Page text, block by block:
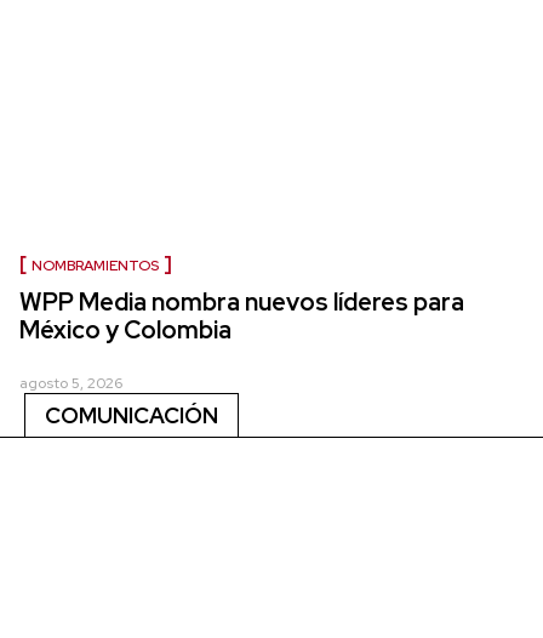
NOMBRAMIENTOS
WPP Media nombra nuevos líderes para
México y Colombia
agosto 5, 2026
COMUNICACIÓN